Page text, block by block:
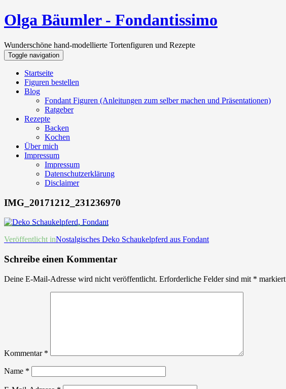
Olga Bäumler - Fondantissimo
Wunderschöne hand-modellierte Tortenfiguren und Rezepte
Toggle navigation
Startseite
Figuren bestellen
Blog
Fondant Figuren (Anleitungen zum selber machen und Präsentationen)
Ratgeber
Rezepte
Backen
Kochen
Über mich
Impressum
Impressum
Datenschutzerklärung
Disclaimer
IMG_20171212_231236970
Beitrags-
Veröffentlicht inNostalgisches Deko Schaukelpferd aus Fondant
Schreibe einen Kommentar
Deine E-Mail-Adresse wird nicht veröffentlicht. Erforderliche Felder sind mit * markiert
Kommentar *
Name *